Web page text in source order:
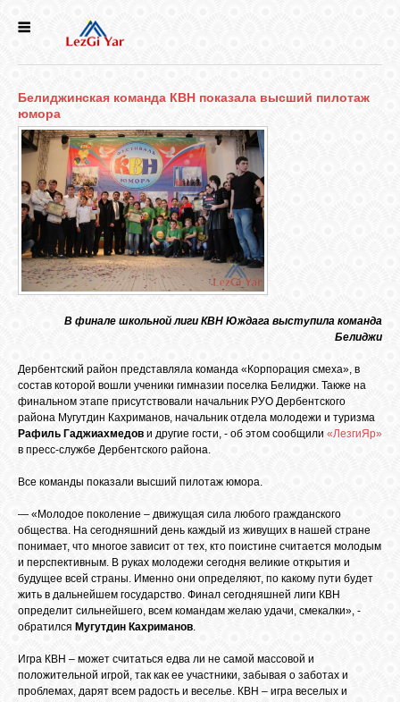
СЕЛА
ИСТОРИЯ
КУЛЬТУРА
ГОЛОС
ЛЕЗГИН
БИБЛИОТЕКА
ФОРУМ
ГОСТЕВАЯ
О САЙТЕ
ФОТО
Белиджинская команда КВН показала высший пилотаж
юмора
В финале школьной лиги КВН Юждага выступила команда
Белиджи
Дербентский район представляла команда «Корпорация смеха», в
состав которой вошли ученики гимназии поселка Белиджи. Также на
финальном этапе присутствовали начальник РУО Дербентского
района Мугутдин Кахриманов, начальник отдела молодежи и туризма
Рафиль Гаджиахмедов и другие гости, - об этом сообщили «ЛезгиЯр»
в пресс-службе Дербентского района.
Все команды показали высший пилотаж юмора.
— «Молодое поколение – движущая сила любого гражданского
общества. На сегодняшний день каждый из живущих в нашей стране
понимает, что многое зависит от тех, кто поистине считается молодым
и перспективным. В руках молодежи сегодня великие открытия и
будущее всей страны. Именно они определяют, по какому пути будет
жить в дальнейшем государство. Финал сегодняшней лиги КВН
определит сильнейшего, всем командам желаю удачи, смекалки», -
обратился Мугутдин Кахриманов.
Игра КВН – может считаться едва ли не самой массовой и
положительной игрой, так как ее участники, забывая о заботах и
проблемах, дарят всем радость и веселье. КВН – игра веселых и